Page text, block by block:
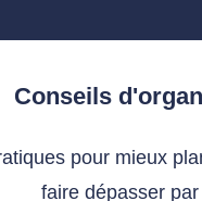
Conseils
pour mieux
faire dépasser